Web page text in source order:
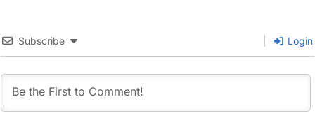
Subscribe Login